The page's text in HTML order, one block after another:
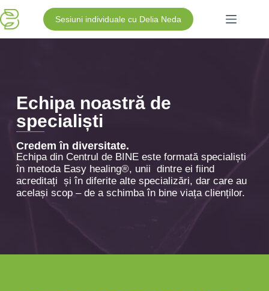
Sesiuni individuale cu Delia Neda
Echipa noastră de
specialiști
Credem în diversitate.
Echipa din Centrul de BINE este formată specialiști
în metoda Easy healing®, unii dintre ei fiind
acreditați și în diferite alte specializări, dar care au
același scop – de a schimba în bine viața clienților.